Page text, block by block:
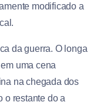
modificado a
da guerra. O longa
uma cena
na chegada dos
o restante do a